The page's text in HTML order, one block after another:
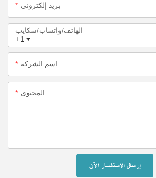
بريد إلكتروني
+1
الهاتف/واتساب/سكايب
اسم الشركة
المحتوى
إرسال الاستفسار الآن